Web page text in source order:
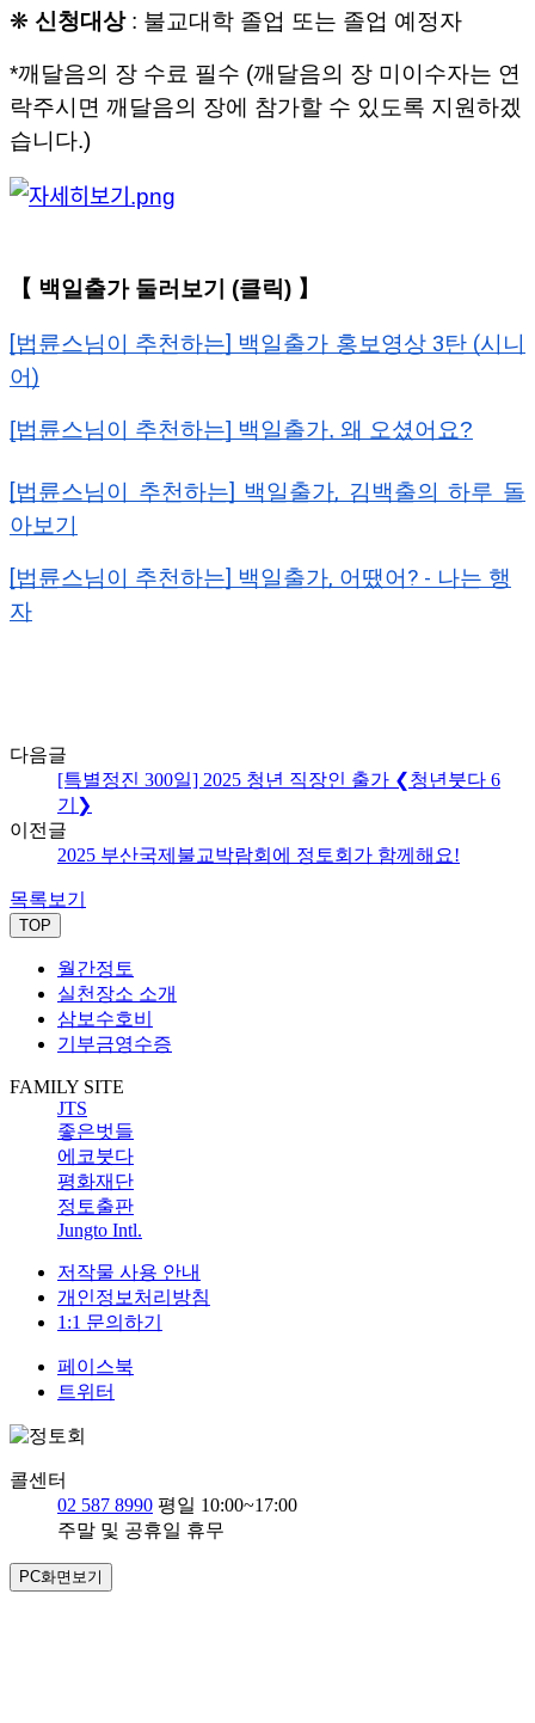
❋ 신청대상 : 불교대학 졸업 또는 졸업 예정자
*깨달음의 장 수료 필수 (깨달음의 장 미이수자는 연
락주시면 깨달음의 장에 참가할 수 있도록 지원하겠
습니다.)
【 백일출가 둘러보기 (클릭) 】
[법륜스님이 추천하는] 백일출가 홍보영상 3탄 (시니
어)
[법륜스님이 추천하는] 백일출가, 왜 오셨어요?
[법륜스님이 추천하는] 백일출가, 김백출의 하루 돌
아보기
[법륜스님이 추천하는] 백일출가, 어땠어? - 나는 행
자
다음글
[특별정진 300일] 2025 청년 직장인 출가 ❮청년붓다 6
기❯
이전글
2025 부산국제불교박람회에 정토회가 함께해요!
목록보기
TOP
월간정토
실천장소 소개
삼보수호비
기부금영수증
FAMILY SITE
JTS
좋은벗들
에코붓다
평화재단
정토출판
Jungto Intl.
저작물 사용 안내
개인정보처리방침
1:1 문의하기
페이스북
트위터
콜센터
02 587 8990 평일 10:00~17:00
주말 및 공휴일 휴무
PC화면보기